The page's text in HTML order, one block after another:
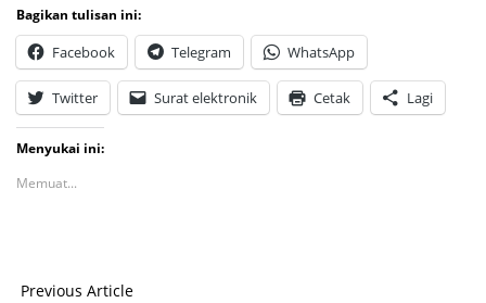
Bagikan tulisan ini:
Facebook Telegram WhatsApp
Twitter Surat elektronik Cetak Lagi
Menyukai ini:
Memuat...
Previous Article